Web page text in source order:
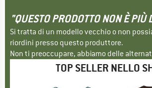
"QUESTO PRODOTTO NON È
Si tratta di un modello vecchio o non
riordini presso questo produttore.
Non ti preoccupare, abbiamo delle
TOP SELLER NELLO